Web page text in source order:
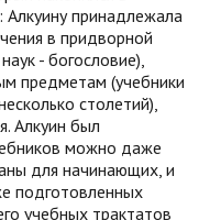
принадлежала
в придворной
- богословие),
предметам (учебники
столетий),
Алкуин был
можно даже
для начинающих, и
подготовленных
учебных трактатов